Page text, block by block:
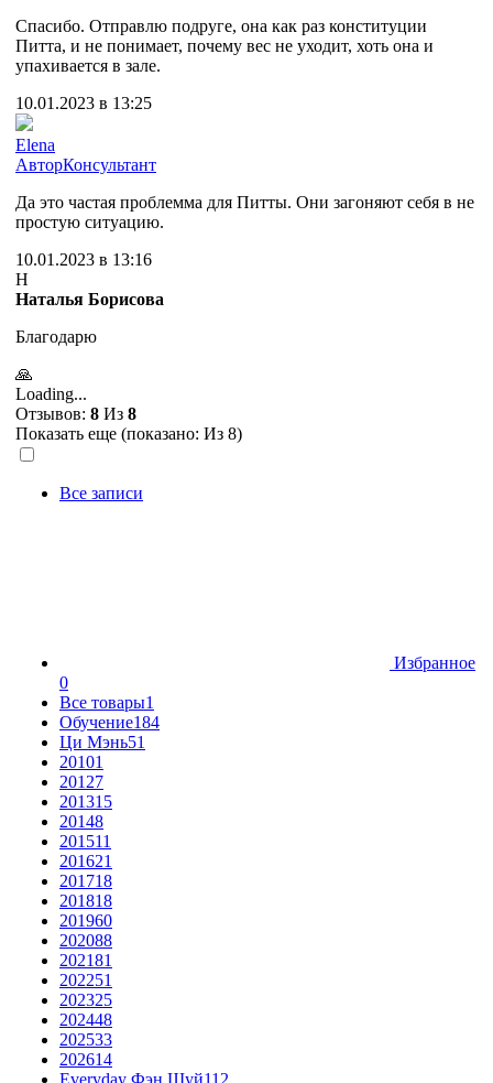
Спасибо. Отправлю подруге, она как раз конституции
Питта, и не понимает, почему вес не уходит, хоть она и
упахивается в зале.
10.01.2023 в 13:25
Elena
АвторКонсультант
Да это частая проблемма для Питты. Они загоняют себя в не
простую ситуацию.
10.01.2023 в 13:16
Н
Наталья Борисова
Благодарю
🙏
Loading...
Отзывов: 8 Из 8
Показать еще (показано: Из 8)
Все записи
Избранное
0
Все товары1
Обучение184
Ци Мэнь51
20101
20127
201315
20148
201511
201621
201718
201818
201960
202088
202181
202251
202325
202448
202533
202614